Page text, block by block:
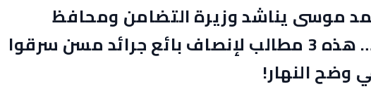
موسى يناشد وزيرة التضامن ومحافظ
القاهرة… هذه 3 مطالب لإنصاف بائع جرائد مسن سرقوا
وضح النهار!